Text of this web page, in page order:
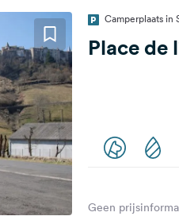
Camperplaats in
Place de
Geen